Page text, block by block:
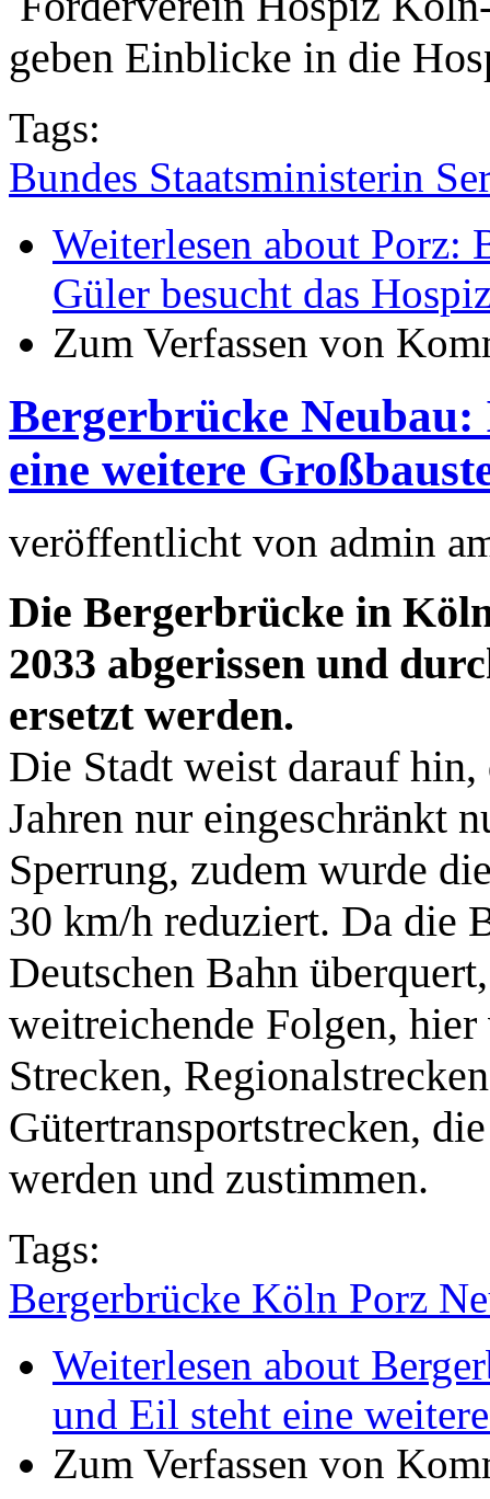
geben Einblicke in die
Tags:
Bundes Staatsministerin
Weiterlesen about Porz:
Güler besucht das
Zum Verfassen von
Bergerbrücke
eine weitere
veröffentlicht von admin
Die Bergerbrücke in
2033 abgerissen und
ersetzt werden.
Die Stadt weist darauf hin,
Jahren nur eingeschränkt
Sperrung, zudem wurde
30 km/h reduziert. Da die
Deutschen Bahn
weitreichende Folgen,
Strecken,
Gütertransportstrecken,
werden und zustimmen.
Tags:
Bergerbrücke Köln Porz
Weiterlesen about
und Eil steht eine
Zum Verfassen von